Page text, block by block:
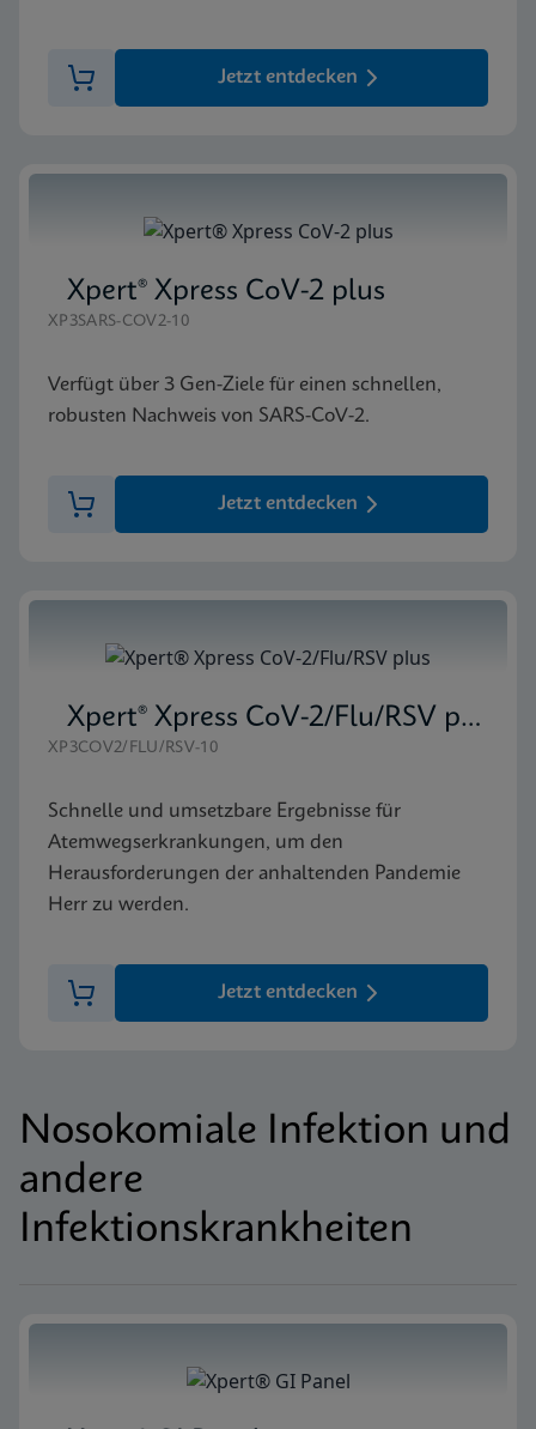
Jetzt entdecken
Xpert® Xpress CoV-2 plus
XP3SARS-COV2-10
Verfügt über 3 Gen-Ziele für einen schnellen,
robusten Nachweis von SARS-CoV-2.
Jetzt entdecken
Xpert® Xpress CoV-2/Flu/RSV plus
XP3COV2/FLU/RSV-10
Schnelle und umsetzbare Ergebnisse für
Atemwegserkrankungen, um den
Herausforderungen der anhaltenden Pandemie
Herr zu werden.
Jetzt entdecken
Nosokomiale Infektion und
andere
Infektionskrankheiten